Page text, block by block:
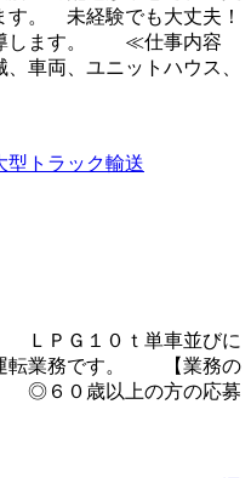
す。 未経験でも大丈夫！
導します。 ≪仕事内容
両、ユニットハウス、
トラック輸送
ＬＰＧ１０ｔ単車並びに
運転業務です。 【業務の
◎６０歳以上の方の応募